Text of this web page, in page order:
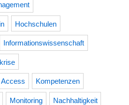
Hochschulen
Informationswissenschaft
Kompetenzen
Monitoring Nachhaltigkeit